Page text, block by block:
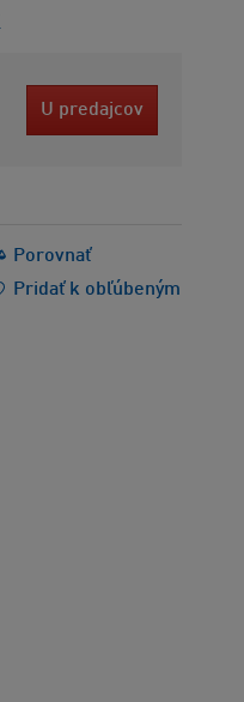
U predajcov
Porovnať
Pridať k obľúbeným